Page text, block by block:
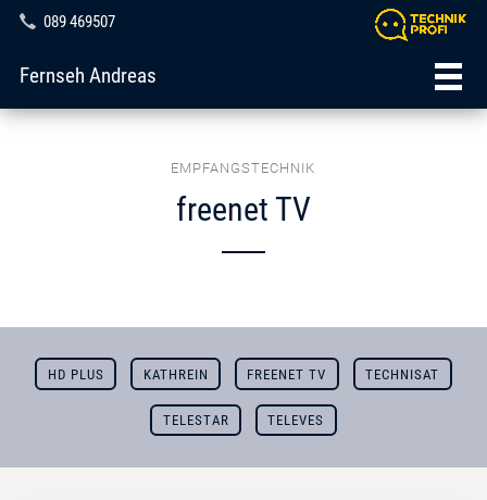
089 469507
Fernseh Andreas
EMPFANGSTECHNIK
freenet TV
HD PLUS KATHREIN FREENET TV TECHNISAT
TELESTAR TELEVES